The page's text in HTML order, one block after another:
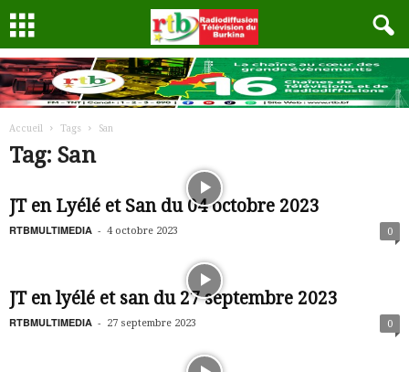
Accueil Tags San
Tag: San
JT en Lyélé et San du 04 octobre 2023
RTBMULTIMEDIA - 4 octobre 2023 0
JT en lyélé et san du 27 septembre 2023
RTBMULTIMEDIA - 27 septembre 2023 0